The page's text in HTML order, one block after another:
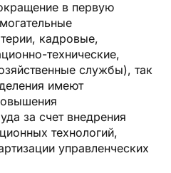
в первую
кадровые,
технические,
службы), так
имеют
за счет внедрения
технологий,
управленческих